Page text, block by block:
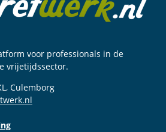
voor professionals in de
vrijetijdssector.
Culemborg